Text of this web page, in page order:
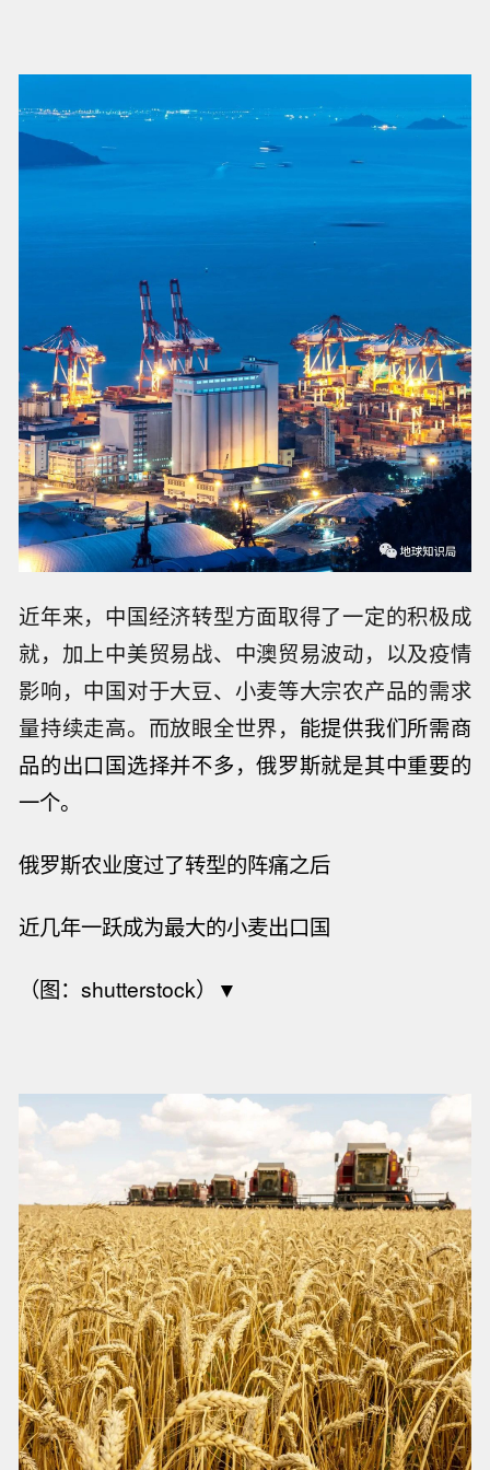
近年来，中国经济转型方面取得了一定的积极成
就，加上中美贸易战、中澳贸易波动，以及疫情
影响，中国对于大豆、小麦等大宗农产品的需求
量持续走高。而放眼全世界， 能提供我们所需商
品的出口国选择并不多，俄罗斯就是其中重要的
一个。
俄罗斯农业度过了转型的阵痛之后
近几年一跃成为最大的小麦出口国
（图：shutterstock）▼